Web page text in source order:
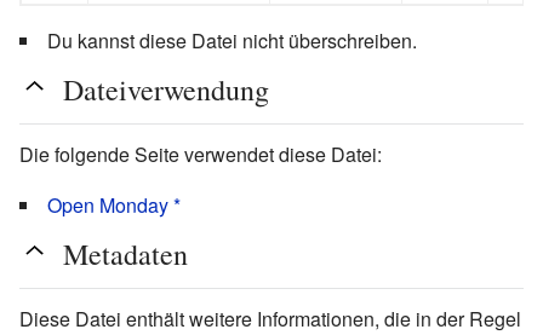
Du kannst diese Datei nicht überschreiben.
Dateiverwendung
Die folgende Seite verwendet diese Datei:
Open Monday *
Metadaten
Diese Datei enthält weitere Informationen, die in der Regel